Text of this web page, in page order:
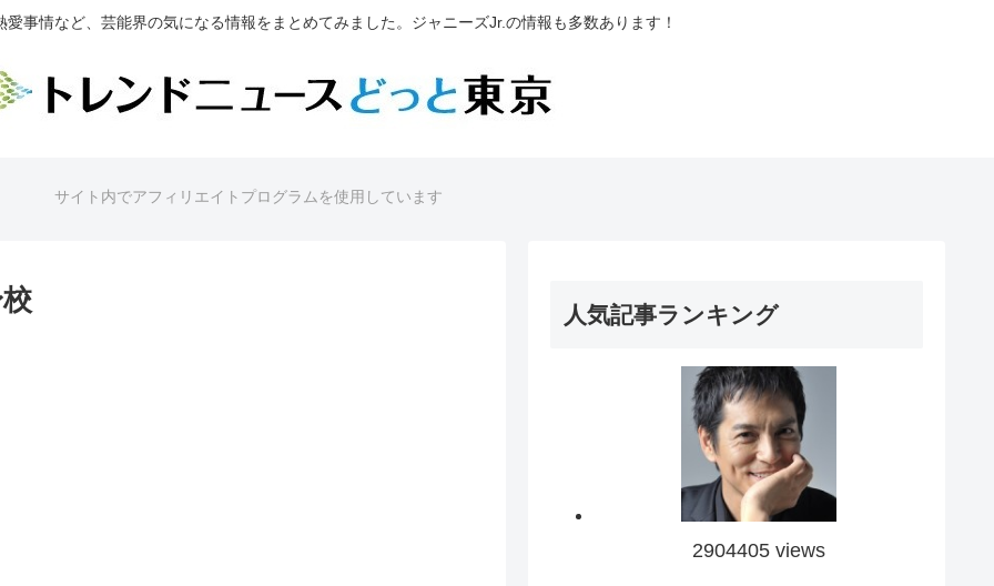
事情など、芸能界の気になる情報をまとめてみました。ジャニーズJr.の情報も多数あります！
サイト内でアフィリエイトプログラムを使用しています
人気記事ランキング
2904405 views